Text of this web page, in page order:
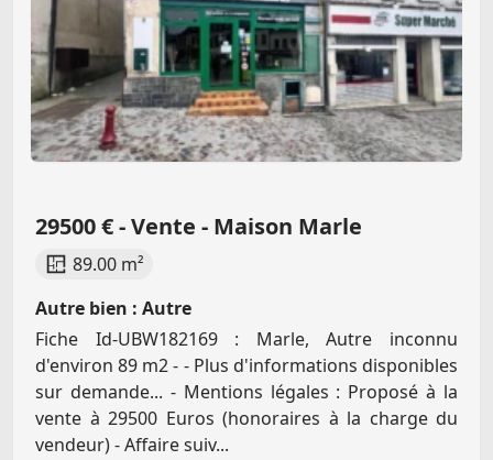
29500 € - Vente - Maison Marle
89.00 m²
Autre bien : Autre
Fiche Id-UBW182169 : Marle, Autre inconnu
d'environ 89 m2 - - Plus d'informations disponibles
sur demande... - Mentions légales : Proposé à la
vente à 29500 Euros (honoraires à la charge du
vendeur) - Affaire suiv...